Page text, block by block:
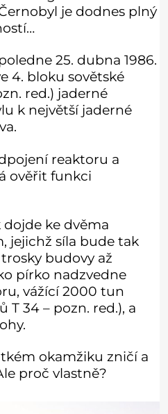
je dodnes plný
25. dubna 1986.
4. bloku sovětské
red.) jaderné
k největší jaderné
reaktoru a
ověřit funkci
dojde ke dvěma
jejichž síla bude tak
budovy až
pírko nadzvedne
vážící 2000 tun
T 34 – pozn. red.), a
okamžiku zničí a
proč vlastně?